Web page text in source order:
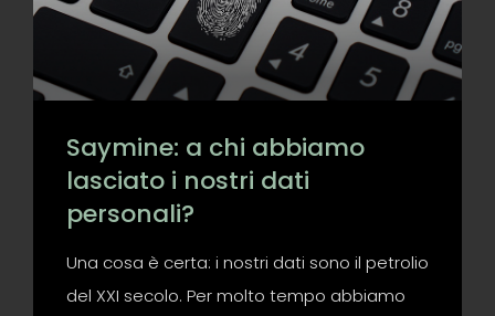
Saymine: a chi abbiamo
lasciato i nostri dati
personali?
Una cosa è certa: i nostri dati sono il petrolio
del XXI secolo. Per molto tempo abbiamo